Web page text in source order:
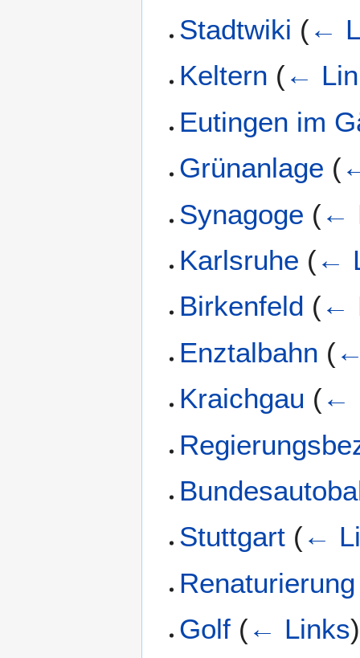
Stadtwiki (←
Keltern (←
Eutingen im
Grünanlage (
Synagoge (←
Karlsruhe (←
Birkenfeld (←
Enztalbahn (
Kraichgau (←
Stuttgart (←
Renaturierung
Golf (← Links)